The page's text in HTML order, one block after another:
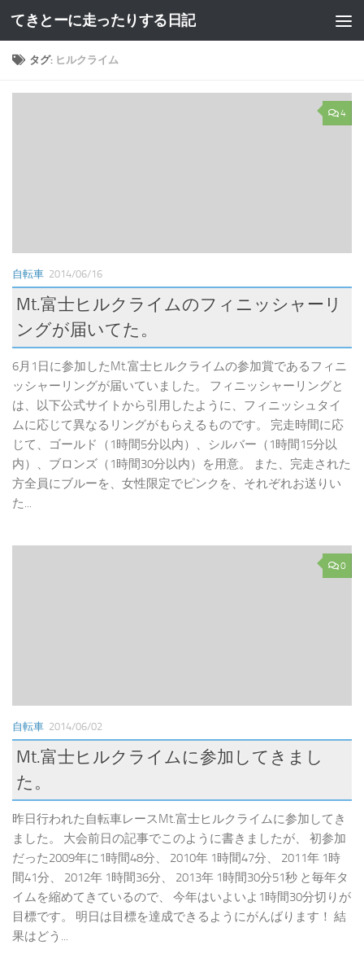
コンテンツへスキップ
てきとーに走ったりする日記
タグ: ヒルクライム
4
自転車 2014/06/16
Mt.富士ヒルクライムのフィニッシャーリ
ングが届いてた。
6月1日に参加したMt.富士ヒルクライムの参加賞であるフィニ
ッシャーリングが届いていました。 フィニッシャーリングと
は、以下公式サイトから引用したように、フィニッシュタイ
ムに応じて異なるリングがもらえるものです。 完走時間に応
じて、ゴールド（1時間5分以内）、シルバー（1時間15分以
内）、ブロンズ（1時間30分以内）を用意。 また、完走された
方全員にブルーを、女性限定でピンクを、それぞれお送りい
た...
0
自転車 2014/06/02
Mt.富士ヒルクライムに参加してきまし
た。
昨日行われた自転車レースMt.富士ヒルクライムに参加してき
ました。 大会前日の記事でこのように書きましたが、 初参加
だった2009年に1時間48分、 2010年 1時間47分、 2011年 1時
間41分、 2012年 1時間36分、 2013年 1時間30分51秒 と毎年タ
イムを縮めてきているので、 今年はいよいよ1時間30分切りが
目標です。 明日は目標を達成できるようにがんばります！ 結
果はどう...